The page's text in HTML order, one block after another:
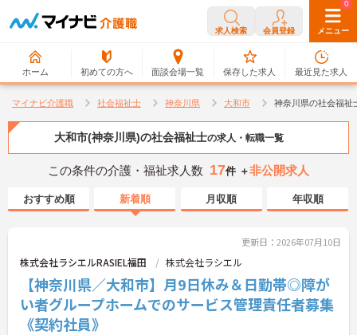
求人検索 会員登録 メニュー
ホーム 初めての方へ 面談会場一覧
0
保存した求人
0
最近見た求人
マイナビ介護職 社会福祉士 神奈川県 大和市 神奈川県の社会福祉
大和市(神奈川県)の社会福祉士の求人・転職一覧
この条件の介護・福祉求人数 17件 ＋非公開求人
おすすめ順 新着順 月収順 年収順
更新日：2026年07月10日
株式会社ラシエルRASIEL福田 株式会社ラシエル
【神奈川県／大和市】月9日休み＆日勤帯◎障が
い者グループホームでのサービス管理責任者募集
《契約社員》